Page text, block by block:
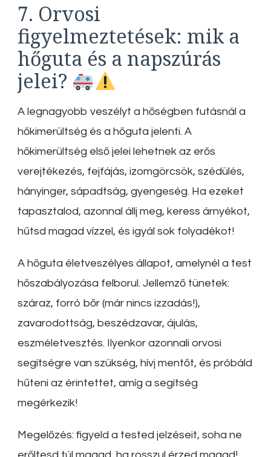
7. Orvosi
figyelmeztetések: mik a
hőguta és a napszúrás
jelei?
A legnagyobb veszélyt a hőségben futásnál a
hőkimerültség és a hőguta jelenti. A
hőkimerültség első jelei lehetnek az erős
verejtékezés, fejfájás, izomgörcsök, szédülés,
hányinger, sápadtság, gyengeség. Ha ezeket
tapasztalod, azonnal állj meg, keress árnyékot,
hűtsd magad vízzel, és igyál sok folyadékot!
A hőguta életveszélyes állapot, amelynél a test
hőszabályozása felborul. Jellemző tünetek:
száraz, forró bőr (már nincs izzadás!),
zavarodottság, beszédzavar, ájulás,
eszméletvesztés. Ilyenkor azonnali orvosi
segítségre van szükség, hívj mentőt, és próbáld
hűteni az érintettet, amíg a segítség
megérkezik!
Megelőzés: figyeld a tested jelzéseit, soha ne